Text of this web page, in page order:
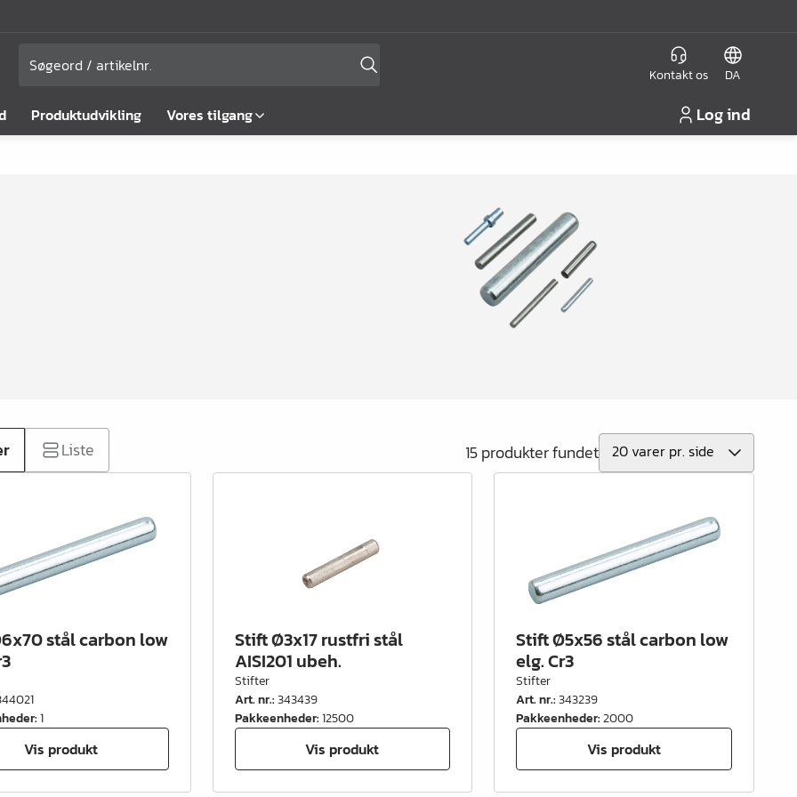
Kontakt os DA
Produktudvikling Vores tilgang Log ind
Liste 15 produkter fundet
stål carbon low
:1
Vis produkt
Stift Ø3x17 rustfri stål
AISI201 ubeh.
Stifter
Art. nr.:343439
Pakkeenheder:12500
Vis produkt
Stift Ø5x56 stål carbon low
elg. Cr3
Stifter
Art. nr.:343239
Pakkeenheder:2000
Vis produkt